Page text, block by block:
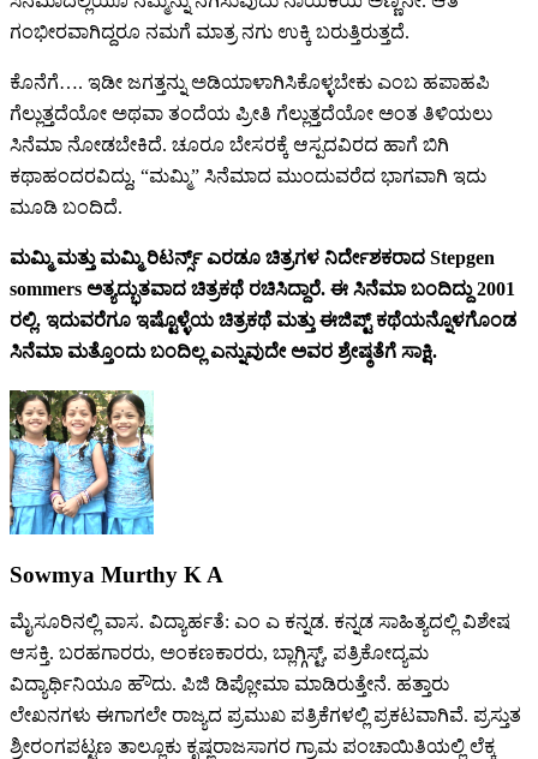
ಗಂಭೀರವಾಗಿದ್ದರೂ ನಮಗೆ ಮಾತ್ರ ನಗು ಉಕ್ಕಿ ಬರುತ್ತಿರುತ್ತದೆ.
ಕೊನೆಗೆ…. ಇಡೀ ಜಗತ್ತನ್ನು ಅಡಿಯಾಳಾಗಿಸಿಕೊಳ್ಳಬೇಕು ಎಂಬ ಹಪಾಹಪಿ
ಗೆಲ್ಲುತ್ತದೆಯೋ‌ ಅಥವಾ ತಂದೆಯ ಪ್ರೀತಿ ಗೆಲ್ಲುತ್ತದೆಯೋ ಅಂತ ತಿಳಿಯಲು
ಸಿನೆಮಾ ನೋಡಬೇಕಿದೆ. ಚೂರೂ ಬೇಸರಕ್ಕೆ ಆಸ್ಪದವಿರದ ಹಾಗೆ ಬಿಗಿ
ಕಥಾಹಂದರವಿದ್ದು, “ಮಮ್ಮಿ” ಸಿನೆಮಾದ ಮುಂದುವರೆದ ಭಾಗವಾಗಿ ಇದು
ಮೂಡಿ ಬಂದಿದೆ.
ಮಮ್ಮಿ ಮತ್ತು ಮಮ್ಮಿ ರಿಟರ್ನ್ಸ್ ಎರಡೂ ಚಿತ್ರಗಳ ನಿರ್ದೇಶಕರಾದ Stepgen
sommers ಅತ್ಯದ್ಭುತವಾದ ಚಿತ್ರಕಥೆ ರಚಿಸಿದ್ದಾರೆ. ಈ ಸಿನೆಮಾ ಬಂದಿದ್ದು 2001
ರಲ್ಲಿ.‌ ಇದುವರೆಗೂ ಇಷ್ಟೊಳ್ಳೆಯ ಚಿತ್ರಕಥೆ ಮತ್ತು ಈಜಿಪ್ಟ್ ಕಥೆಯನ್ನೊಳಗೊಂಡ
ಸಿನೆಮಾ ಮತ್ತೊಂದು ಬಂದಿಲ್ಲ ಎನ್ನುವುದೇ ಅವರ ಶ್ರೇಷ್ಠತೆಗೆ ಸಾಕ್ಷಿ.
Sowmya Murthy K A
ಮೈಸೂರಿನಲ್ಲಿ ವಾಸ. ವಿದ್ಯಾರ್ಹತೆ: ಎಂ ಎ ಕನ್ನಡ. ಕನ್ನಡ ಸಾಹಿತ್ಯದಲ್ಲಿ ವಿಶೇಷ
ಆಸಕ್ತಿ. ಬರಹಗಾರರು, ಅಂಕಣಕಾರರು, ಬ್ಲಾಗ್ಗಿಸ್ಟ್, ಪತ್ರಿಕೋದ್ಯಮ
ವಿದ್ಯಾರ್ಥಿನಿಯೂ ಹೌದು. ಪಿಜಿ ಡಿಪ್ಲೋಮಾ ಮಾಡಿರುತ್ತೇನೆ. ಹತ್ತಾರು
ಲೇಖನಗಳು ಈಗಾಗಲೇ ರಾಜ್ಯದ ಪ್ರಮುಖ ಪತ್ರಿಕೆಗಳಲ್ಲಿ ಪ್ರಕಟವಾಗಿವೆ. ಪ್ರಸ್ತುತ
ಶ್ರೀರಂಗಪಟ್ಟಣ ತಾಲ್ಲೂಕು ಕೃಷ್ಣರಾಜಸಾಗರ ಗ್ರಾಮ ಪಂಚಾಯಿತಿಯಲ್ಲಿ ಲೆಕ್ಕ